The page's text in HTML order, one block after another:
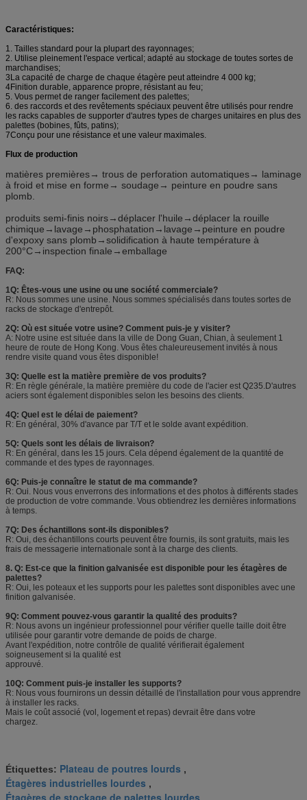
Caractéristiques:
1. Tailles standard pour la plupart des rayonnages;
2. Utilise pleinement l'espace vertical; adapté au stockage de toutes sortes de
marchandises;
3La capacité de charge de chaque étagère peut atteindre 4 000 kg;
4Finition durable, apparence propre, résistant au feu;
5. Vous permet de ranger facilement des palettes;
6. des raccords et des revêtements spéciaux peuvent être utilisés pour rendre
les racks capables de supporter d'autres types de charges unitaires en plus des
palettes (bobines, fûts, patins);
7Conçu pour une résistance et une valeur maximales.
Flux de production
matières premières→ trous de perforation automatiques→ laminage
à froid et mise en forme→ soudage→ peinture en poudre sans
plomb.
produits semi-finis noirs→déplacer l'huile→déplacer la rouille
chimique→lavage→phosphatation→lavage→peinture en poudre
d'expoxy sans plomb→solidification à haute température à
200°C→inspection finale→emballage
FAQ:
1Q: Êtes-vous une usine ou une société commerciale?
R: Nous sommes une usine. Nous sommes spécialisés dans toutes sortes de
racks de stockage d'entrepôt.
2Q: Où est située votre usine? Comment puis-je y visiter?
A: Notre usine est située dans la ville de Dong Guan, Chian, à seulement 1
heure de route de Hong Kong. Vous êtes chaleureusement invités à nous
rendre visite quand vous êtes disponible!
3Q: Quelle est la matière première de vos produits?
R: En règle générale, la matière première du code de l'acier est Q235.D'autres
aciers sont également disponibles selon les besoins des clients.
4Q: Quel est le délai de paiement?
R: En général, 30% d'avance par T/T et le solde avant expédition.
5Q: Quels sont les délais de livraison?
R: En général, dans les 15 jours. Cela dépend également de la quantité de
commande et des types de rayonnages.
6Q: Puis-je connaître le statut de ma commande?
R: Oui. Nous vous enverrons des informations et des photos à différents stades
de production de votre commande. Vous obtiendrez les dernières informations
à temps.
7Q: Des échantillons sont-ils disponibles?
R: Oui, des échantillons courts peuvent être fournis, ils sont gratuits, mais les
frais de messagerie internationale sont à la charge des clients.
8. Q: Est-ce que la finition galvanisée est disponible pour les étagères de
palettes?
R: Oui, les poteaux et les supports pour les palettes sont disponibles avec une
finition galvanisée.
9Q: Comment pouvez-vous garantir la qualité des produits?
R: Nous avons un ingénieur professionnel pour vérifier quelle taille doit être
utilisée pour garantir votre demande de poids de charge.
Avant l'expédition, notre contrôle de qualité vérifierait également
soigneusement si la qualité est
approuvé.
10Q: Comment puis-je installer les supports?
R: Nous vous fournirons un dessin détaillé de l'installation pour vous apprendre
à installer les racks.
Mais le coût associé (vol, logement et repas) devrait être dans votre
chargez.
Étiquettes: Plateau de poutres lourds ,
Étagères industrielles lourdes ,
Étagères de stockage de palettes lourdes